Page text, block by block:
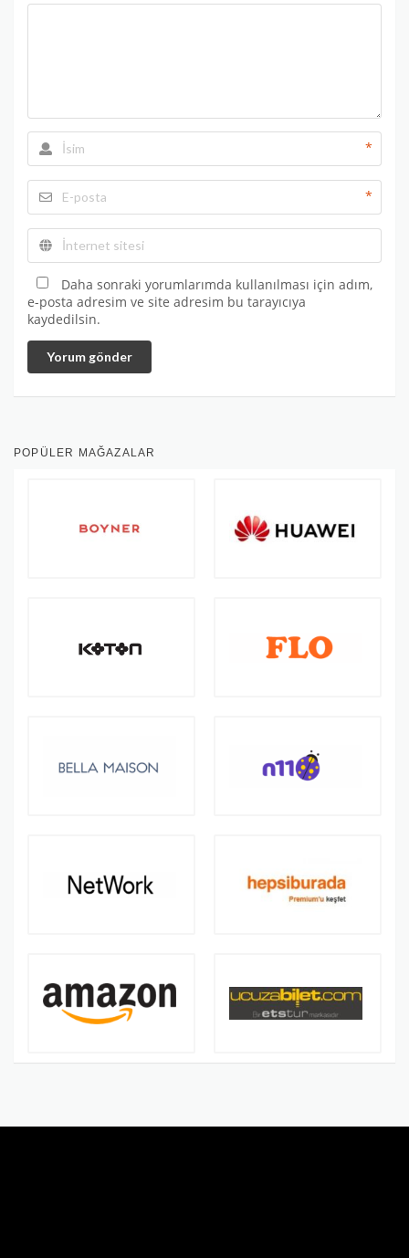
*
*
Daha sonraki yorumlarımda kullanılması için adım,
e-posta adresim ve site adresim bu tarayıcıya
kaydedilsin.
Yorum gönder
POPÜLER MAĞAZALAR